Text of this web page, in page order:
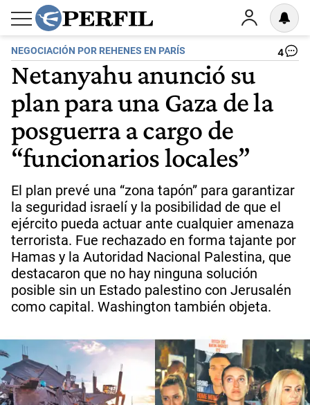
NEGOCIACIÓN POR REHENES EN PARÍS 4
Netanyahu anunció su
plan para una Gaza de la
posguerra a cargo de
“funcionarios locales”
El plan prevé una “zona tapón” para garantizar
la seguridad israelí y la posibilidad de que el
ejército pueda actuar ante cualquier amenaza
terrorista. Fue rechazado en forma tajante por
Hamas y la Autoridad Nacional Palestina, que
destacaron que no hay ninguna solución
posible sin un Estado palestino con Jerusalén
como capital. Washington también objeta.